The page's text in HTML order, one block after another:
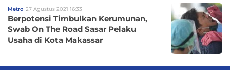
Metro 27 Agustus 2021 16:33
Berpotensi Timbulkan Kerumunan,
Swab On The Road Sasar Pelaku
Usaha di Kota Makassar